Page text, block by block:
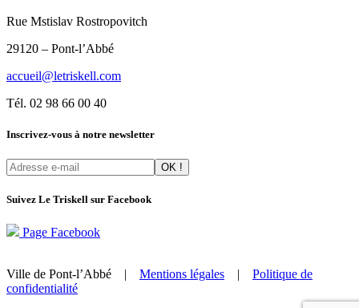
Rue Mstislav Rostropovitch
29120 – Pont-l’Abbé
accueil@letriskell.com
Tél. 02 98 66 00 40
Inscrivez-vous à notre newsletter
Suivez Le Triskell sur Facebook
Page Facebook
Ville de Pont-l’Abbé | Mentions légales | Politique de
confidentialité